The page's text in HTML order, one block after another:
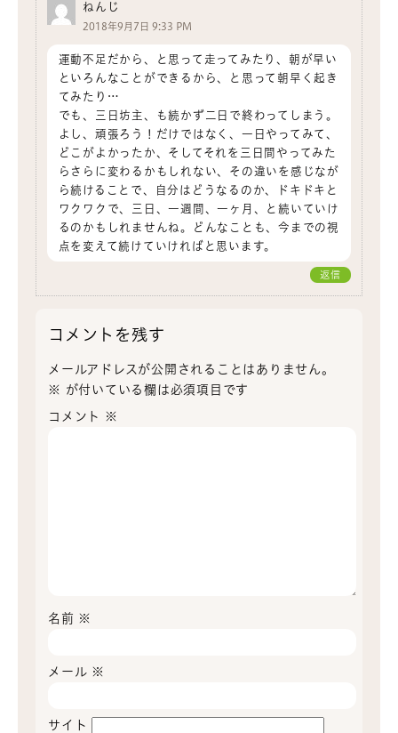
ねんじ
2018年9月7日 9:33 PM
運動不足だから、と思って走ってみたり、朝が早い
といろんなことができるから、と思って朝早く起き
てみたり…
でも、三日坊主、も続かず二日で終わってしまう。
よし、頑張ろう！だけではなく、一日やってみて、
どこがよかったか、そしてそれを三日間やってみた
らさらに変わるかもしれない、その違いを感じなが
ら続けることで、自分はどうなるのか、ドキドキと
ワクワクで、三日、一週間、一ヶ月、と続いていけ
るのかもしれませんね。どんなことも、今までの視
点を変えて続けていければと思います。
返信
コメントを残す
メールアドレスが公開されることはありません。
※
が付いている欄は必須項目です
コメント ※
名前 ※
メール ※
サイト